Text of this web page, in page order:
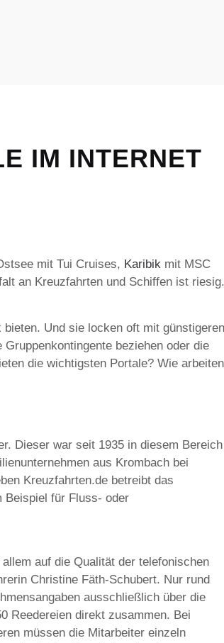
IM INTERNET
mit Tui Cruises, Karibik mit MSC
an Kreuzfahrten und Schiffen ist riesig.
Und sie locken oft mit günstigeren
beziehen oder die
die wichtigsten Portale? Wie arbeiten
Dieser war seit 1935 in diesem Bereich
aus Krombach bei
Kreuzfahrten.de betreibt das
Beispiel für Fluss- oder
auf die Qualität der telefonischen
Christine Fäth-Schubert. Nur rund
ausschließlich über die
Reedereien direkt zusammen. Bei
müssen die Mitarbeiter einzeln